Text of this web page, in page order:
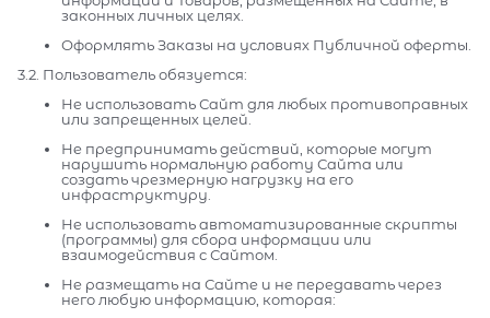
законных личных целях.
Оформлять Заказы на условиях Публичной оферты.
3.2. Пользователь обязуется:
Не использовать Сайт для любых противоправных
или запрещенных целей.
Не предпринимать действий, которые могут
нарушить нормальную работу Сайта или
создать чрезмерную нагрузку на его
инфраструктуру.
Не использовать автоматизированные скрипты
(программы) для сбора информации или
взаимодействия с Сайтом.
Не размещать на Сайте и не передавать через
него любую информацию, которая: